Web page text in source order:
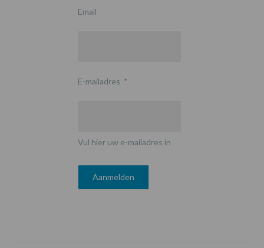
Email
E-mailadres *
Vul hier uw e-mailadres in